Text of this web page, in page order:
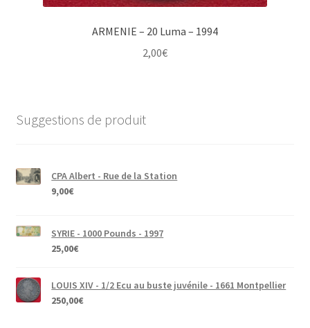
ARMENIE – 20 Luma – 1994
2,00€
Suggestions de produit
CPA Albert - Rue de la Station
9,00€
SYRIE - 1000 Pounds - 1997
25,00€
LOUIS XIV - 1/2 Ecu au buste juvénile - 1661 Montpellier
250,00€